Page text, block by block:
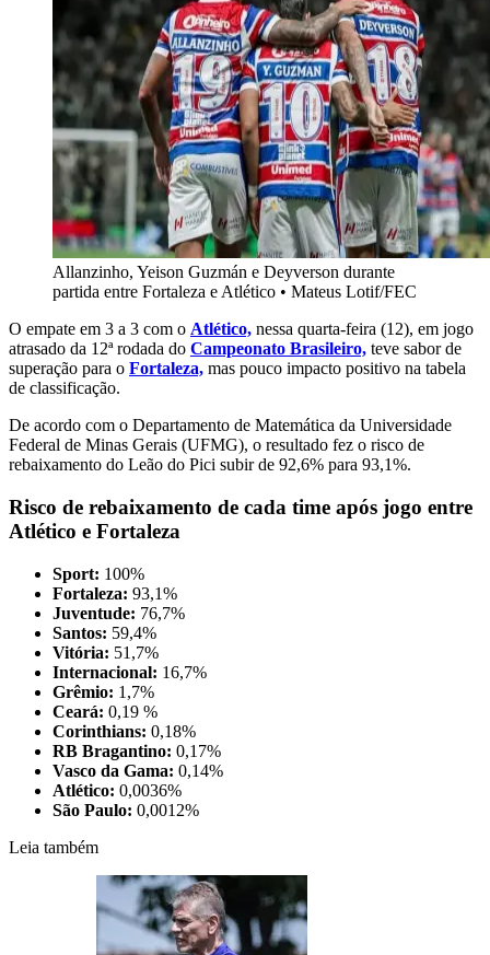
Allanzinho, Yeison Guzmán e Deyverson durante
partida entre Fortaleza e Atlético • Mateus Lotif/FEC
O empate em 3 a 3 com o Atlético, nessa quarta-feira (12), em jogo
atrasado da 12ª rodada do Campeonato Brasileiro, teve sabor de
superação para o Fortaleza, mas pouco impacto positivo na tabela
de classificação.
De acordo com o Departamento de Matemática da Universidade
Federal de Minas Gerais (UFMG), o resultado fez o risco de
rebaixamento do Leão do Pici subir de 92,6% para 93,1%.
Risco de rebaixamento de cada time após jogo entre
Atlético e Fortaleza
Sport: 100%
Fortaleza: 93,1%
Juventude: 76,7%
Santos: 59,4%
Vitória: 51,7%
Internacional: 16,7%
Grêmio: 1,7%
Ceará: 0,19 %
Corinthians: 0,18%
RB Bragantino: 0,17%
Vasco da Gama: 0,14%
Atlético: 0,0036%
São Paulo: 0,0012%
Leia também